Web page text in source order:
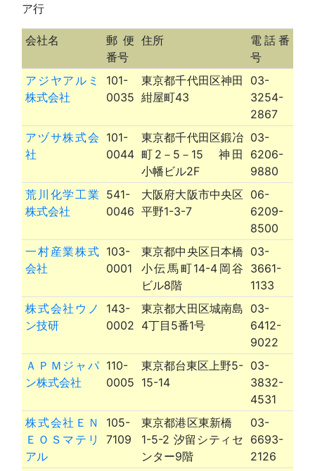
ア行
会社名
郵便
番号
住所
電話番
号
アジヤアルミ
株式会社
101-
0035
東京都千代田区神田
紺屋町43
03-
3254-
2867
アヅサ株式会
社
101-
0044
東京都千代田区鍛冶
町2－5－15 神田
小幡ビル2F
03-
6206-
9880
荒川化学工業
株式会社
541-
0046
大阪府大阪市中央区
平野1-3-7
06-
6209-
8500
一村産業株式
会社
103-
0001
東京都中央区日本橋
小伝馬町14-4岡谷
ビル8階
03-
3661-
1133
株式会社ウノ
ン技研
143-
0002
東京都大田区城南島
4丁目5番1号
03-
6412-
9022
ＡＰＭジャパ
ン株式会社
110-
0005
東京都台東区上野5-
15-14
03-
3832-
4531
株式会社ＥＮ
ＥＯＳマテリ
アル
105-
7109
東京都港区東新橋
1-5-2 汐留シティセ
ンター9階
03-
6693-
2126